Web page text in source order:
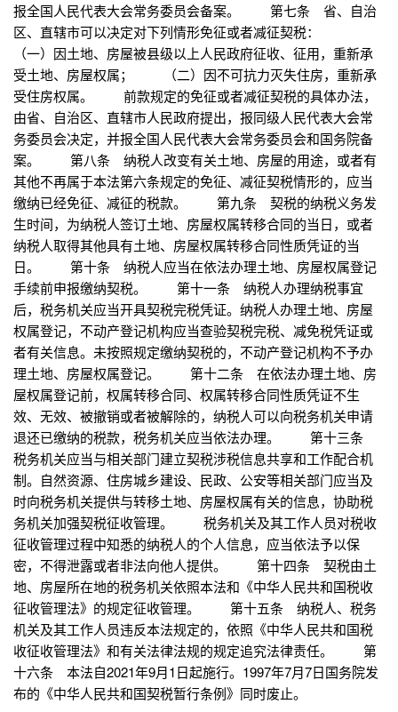
报全国人民代表大会常务委员会备案。 第七条 省、自治
区、直辖市可以决定对下列情形免征或者减征契税：
（一）因土地、房屋被县级以上人民政府征收、征用，重新承
受土地、房屋权属； （二）因不可抗力灭失住房，重新承
受住房权属。 前款规定的免征或者减征契税的具体办法，
由省、自治区、直辖市人民政府提出，报同级人民代表大会常
务委员会决定，并报全国人民代表大会常务委员会和国务院备
案。 第八条 纳税人改变有关土地、房屋的用途，或者有
其他不再属于本法第六条规定的免征、减征契税情形的，应当
缴纳已经免征、减征的税款。 第九条 契税的纳税义务发
生时间，为纳税人签订土地、房屋权属转移合同的当日，或者
纳税人取得其他具有土地、房屋权属转移合同性质凭证的当
日。 第十条 纳税人应当在依法办理土地、房屋权属登记
手续前申报缴纳契税。 第十一条 纳税人办理纳税事宜
后，税务机关应当开具契税完税凭证。纳税人办理土地、房屋
权属登记，不动产登记机构应当查验契税完税、减免税凭证或
者有关信息。未按照规定缴纳契税的，不动产登记机构不予办
理土地、房屋权属登记。 第十二条 在依法办理土地、房
屋权属登记前，权属转移合同、权属转移合同性质凭证不生
效、无效、被撤销或者被解除的，纳税人可以向税务机关申请
退还已缴纳的税款，税务机关应当依法办理。 第十三条
税务机关应当与相关部门建立契税涉税信息共享和工作配合机
制。自然资源、住房城乡建设、民政、公安等相关部门应当及
时向税务机关提供与转移土地、房屋权属有关的信息，协助税
务机关加强契税征收管理。 税务机关及其工作人员对税收
征收管理过程中知悉的纳税人的个人信息，应当依法予以保
密，不得泄露或者非法向他人提供。 第十四条 契税由土
地、房屋所在地的税务机关依照本法和《中华人民共和国税收
征收管理法》的规定征收管理。 第十五条 纳税人、税务
机关及其工作人员违反本法规定的，依照《中华人民共和国税
收征收管理法》和有关法律法规的规定追究法律责任。 第
十六条 本法自2021年9月1日起施行。1997年7月7日国务院发
布的《中华人民共和国契税暂行条例》同时废止。